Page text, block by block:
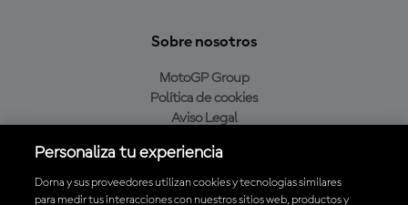
Sobre nosotros
MotoGP Group
Política de cookies
Aviso Legal
Política de compra
Personaliza tu experiencia
Dorna y sus proveedores utilizan cookies y tecnologías similares
para medir tus interacciones con nuestros sitios web, productos y